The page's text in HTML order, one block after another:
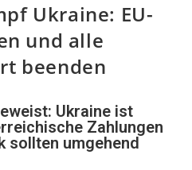
Ukraine: EU-
und alle
beenden
Ukraine ist
Zahlungen
sollten umgehend